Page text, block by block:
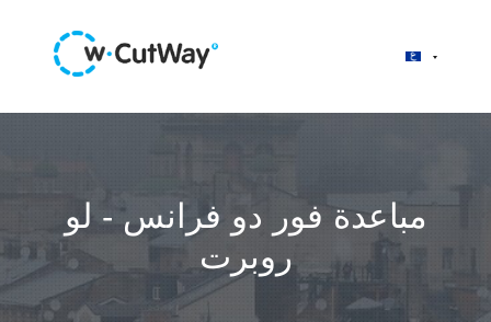
مباعدة فور دو فرانس - لو
روبرت